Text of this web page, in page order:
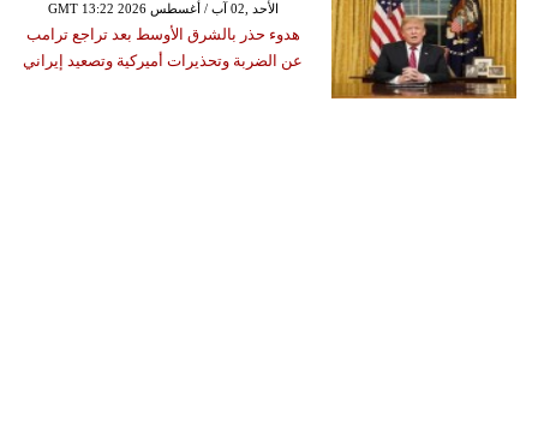
GMT 13:22 2026 الأحد ,02 آب / أغسطس
هدوء حذر بالشرق الأوسط بعد تراجع ترامب
عن الضربة وتحذيرات أميركية وتصعيد إيراني